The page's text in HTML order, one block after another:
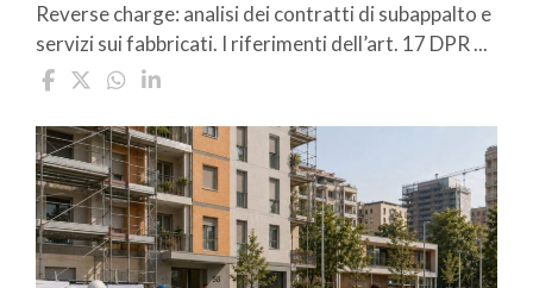
Reverse charge: analisi dei contratti di subappalto e
servizi sui fabbricati. I riferimenti dell’art. 17 DPR ...